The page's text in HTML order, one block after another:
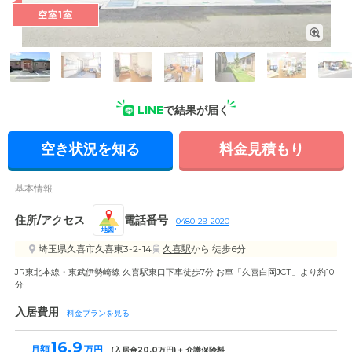
外観: JR東北本線・東武伊勢崎線「久喜」駅東口から徒歩7分
ほどの訪問しやすい立地にございます。
空室1室
LINEで結果が届く
空き状況を知る 料金見積もり
基本情報
住所/アクセス
地図
電話番号 0480-29-2020
埼玉県久喜市久喜東3-2-14 久喜駅から 徒歩6分
JR東北本線・東武伊勢崎線 久喜駅東口下車徒歩7分 お車「久喜白岡JCT」より約10
分
入居費用 料金プランを見る
月額16.9 万円 (入居金20.0万円) + 介護保険料